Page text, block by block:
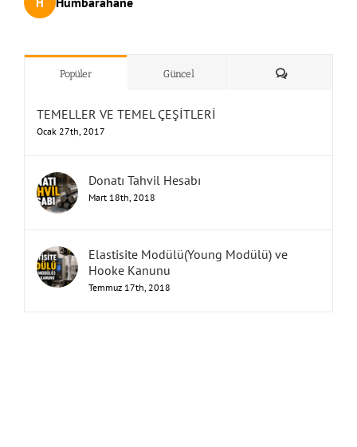
UNUTMA!
& ”Humbarahane”
Popüler Güncel Yorum
TEMELLER VE TEMEL ÇEŞİTLERİ
Ocak 27th, 2017
Donatı Tahvil Hesabı
Mart 18th, 2018
Elastisite Modülü(Young Modülü) ve
Hooke Kanunu
Temmuz 17th, 2018